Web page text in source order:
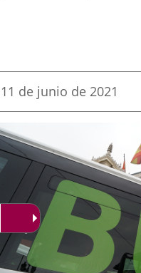
Fecha
la
noticia
11 de junio de 2021